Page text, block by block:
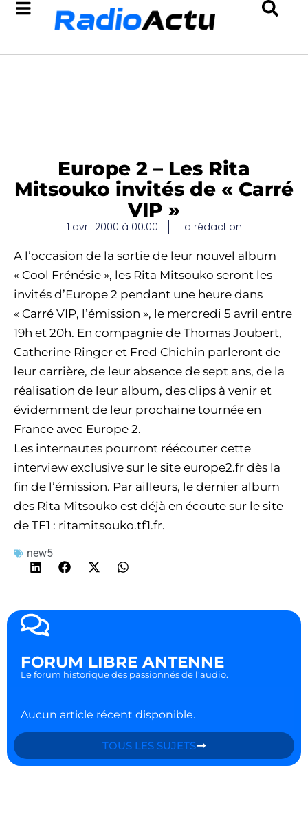
Europe 2 – Les Rita
Mitsouko invités de « Carré
VIP »
1 avril 2000 à 00:00 La rédaction
A l’occasion de la sortie de leur nouvel album
« Cool Frénésie », les Rita Mitsouko seront les
invités d’Europe 2 pendant une heure dans
« Carré VIP, l’émission », le mercredi 5 avril entre
19h et 20h. En compagnie de Thomas Joubert,
Catherine Ringer et Fred Chichin parleront de
leur carrière, de leur absence de sept ans, de la
réalisation de leur album, des clips à venir et
évidemment de leur prochaine tournée en
France avec Europe 2.
Les internautes pourront réécouter cette
interview exclusive sur le site europe2.fr dès la
fin de l’émission. Par ailleurs, le dernier album
des Rita Mitsouko est déjà en écoute sur le site
de TF1 : ritamitsouko.tf1.fr.
new5
FORUM LIBRE ANTENNE
Le forum historique des passionnés de l'audio.
Aucun article récent disponible.
TOUS LES SUJETS